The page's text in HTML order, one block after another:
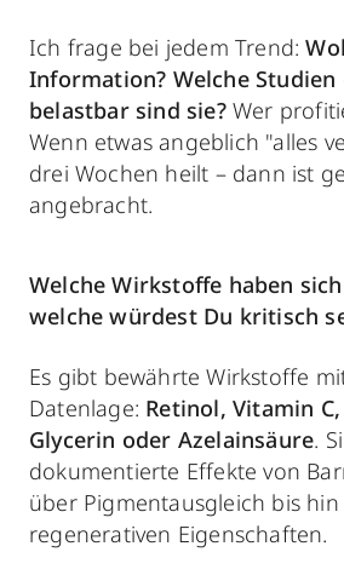
Ich frage bei jedem Trend:
Information? Welche
belastbar sind sie?Wer
Wenn etwas angeblich "alles
drei Wochen heilt – dann ist
angebracht.
Welche Wirkstoffe haben
welche würdest Du kritisch
Es gibt bewährte Wirkstoffe
Datenlage: Retinol, Vitamin
Glycerin oder Azelainsäure.
dokumentierte Effekte von
über Pigmentausgleich bis hin
regenerativen Eigenschaften.